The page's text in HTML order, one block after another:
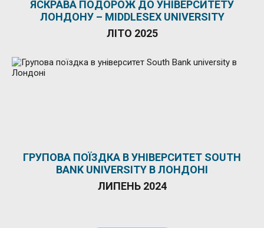
ЯСКРАВА ПОДОРОЖ ДО УНІВЕРСИТЕТУ
ЛОНДОНУ – MIDDLESEX UNIVERSITY
ЛІТО 2025
ГРУПОВА ПОЇЗДКА В УНІВЕРСИТЕТ SOUTH
BANK UNIVERSITY В ЛОНДОНІ
ЛИПЕНЬ 2024